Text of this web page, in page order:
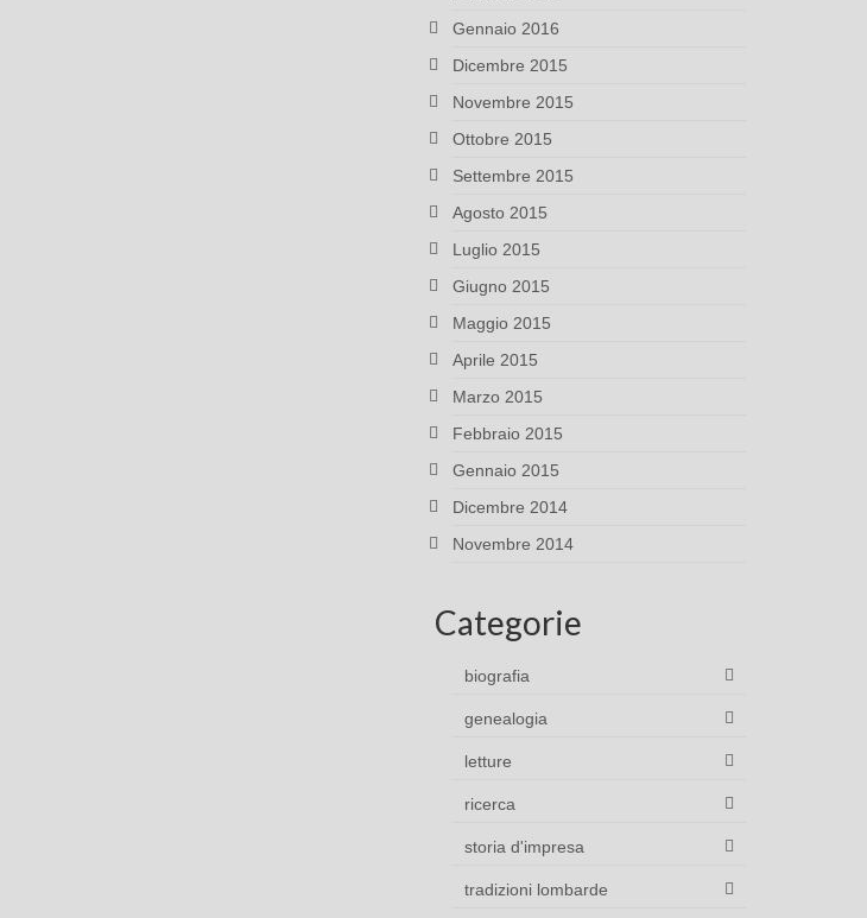
Gennaio 2016
Dicembre 2015
Novembre 2015
Ottobre 2015
Settembre 2015
Agosto 2015
Luglio 2015
Giugno 2015
Maggio 2015
Aprile 2015
Marzo 2015
Febbraio 2015
Gennaio 2015
Dicembre 2014
Novembre 2014
Categorie
biografia
genealogia
letture
ricerca
storia d'impresa
tradizioni lombarde